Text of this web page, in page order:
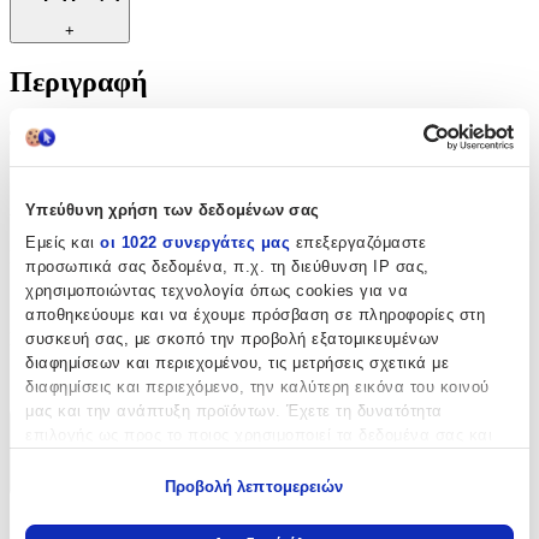
Υπεύθυνη χρήση των δεδομένων σας
Εμείς και οι 1022 συνεργάτες μας επεξεργαζόμαστε
προσωπικά σας δεδομένα, π.χ. τη διεύθυνση IP σας,
χρησιμοποιώντας τεχνολογία όπως cookies για να
αποθηκεύουμε και να έχουμε πρόσβαση σε πληροφορίες στη
συσκευή σας, με σκοπό την προβολή εξατομικευμένων
διαφημίσεων και περιεχομένου, τις μετρήσεις σχετικά με
διαφημίσεις και περιεχόμενο, την καλύτερη εικόνα του κοινού
μας και την ανάπτυξη προϊόντων. Έχετε τη δυνατότητα
Να συλλέξουμε πληροφορίες σχετικά με τη γεωγραφική
Προβολή λεπτομερειών
+
Περιγραφή
Φυσικό κερί για κλωστή. Ενισχύει το νήμα, αποτρέπει το
μπλέξιμο. Ιδανικό και για ευκολότερο σύρσιμο του φερμουάρ.
Χαρακτηριστικά
Κατασκευαστής
Prym
Είδος:
Εργαλεία Σημαδέματος
Χαρακτηριστικά